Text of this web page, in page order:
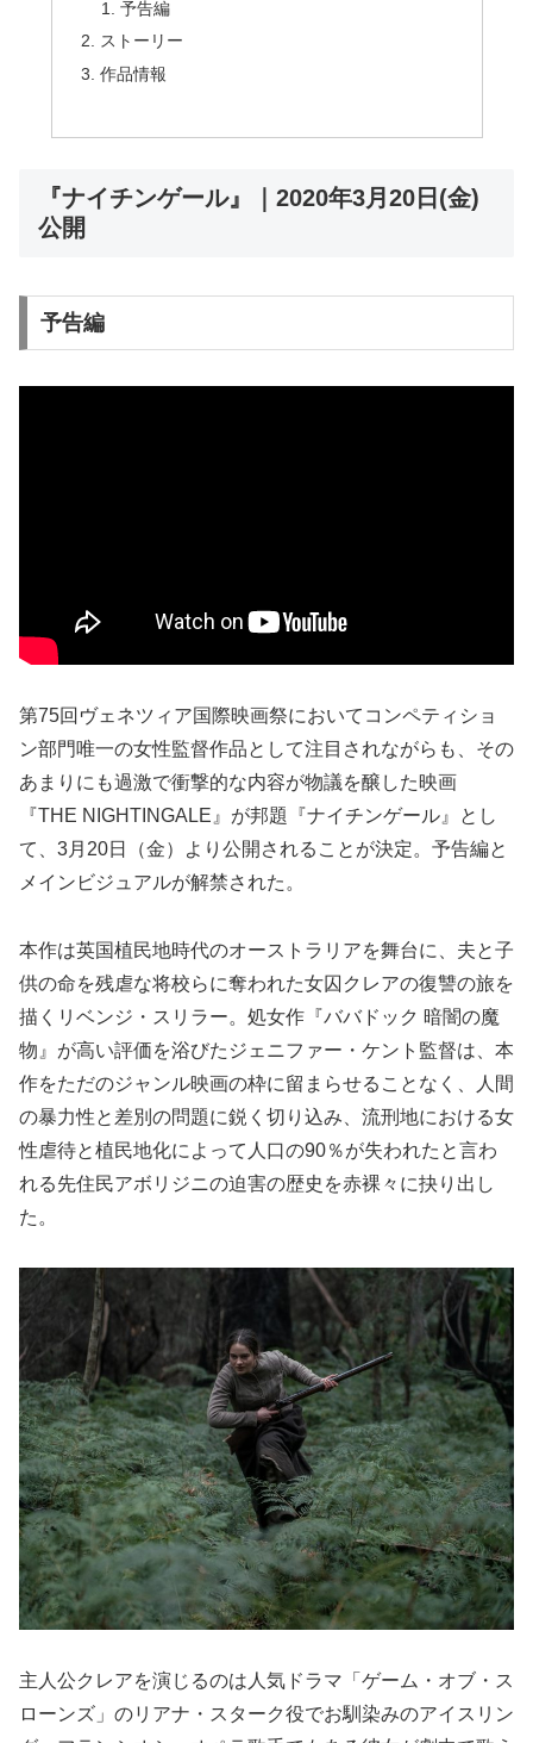
予告編
ストーリー
作品情報
『ナイチンゲール』｜2020年3月20日(金)
公開
予告編
第75回ヴェネツィア国際映画祭においてコンペティショ
ン部門唯一の女性監督作品として注目されながらも、その
あまりにも過激で衝撃的な内容が物議を醸した映画
『THE NIGHTINGALE』が邦題『ナイチンゲール』とし
て、3月20日（金）より公開されることが決定。予告編と
メインビジュアルが解禁された。
本作は英国植民地時代のオーストラリアを舞台に、夫と子
供の命を残虐な将校らに奪われた女囚クレアの復讐の旅を
描くリベンジ・スリラー。処女作『ババドック 暗闇の魔
物』が高い評価を浴びたジェニファー・ケント監督は、本
作をただのジャンル映画の枠に留まらせることなく、人間
の暴力性と差別の問題に鋭く切り込み、流刑地における女
性虐待と植民地化によって人口の90％が失われたと言わ
れる先住民アボリジニの迫害の歴史を赤裸々に抉り出し
た。
主人公クレアを演じるのは人気ドラマ「ゲーム・オブ・ス
ローンズ」のリアナ・スターク役でお馴染みのアイスリン